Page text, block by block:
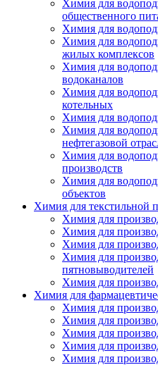
Химия для
общественного
Химия для
Химия для
жилых комплексов
Химия для
водоканалов
Химия для
котельных
Химия для
Химия для
нефтегазовой
Химия для
производств
Химия для
объектов
Химия для текстильной
Химия для
Химия для
Химия для
Химия для
пятновыводителей
Химия для
Химия для
Химия для
Химия для
Химия для
Химия для
Химия для